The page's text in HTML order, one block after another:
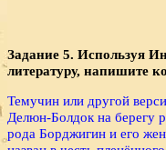
Задание 5. Используя
литературу, напишите
Темучин или другой
Делюн-Болдок на берегу
рода Борджигин и его